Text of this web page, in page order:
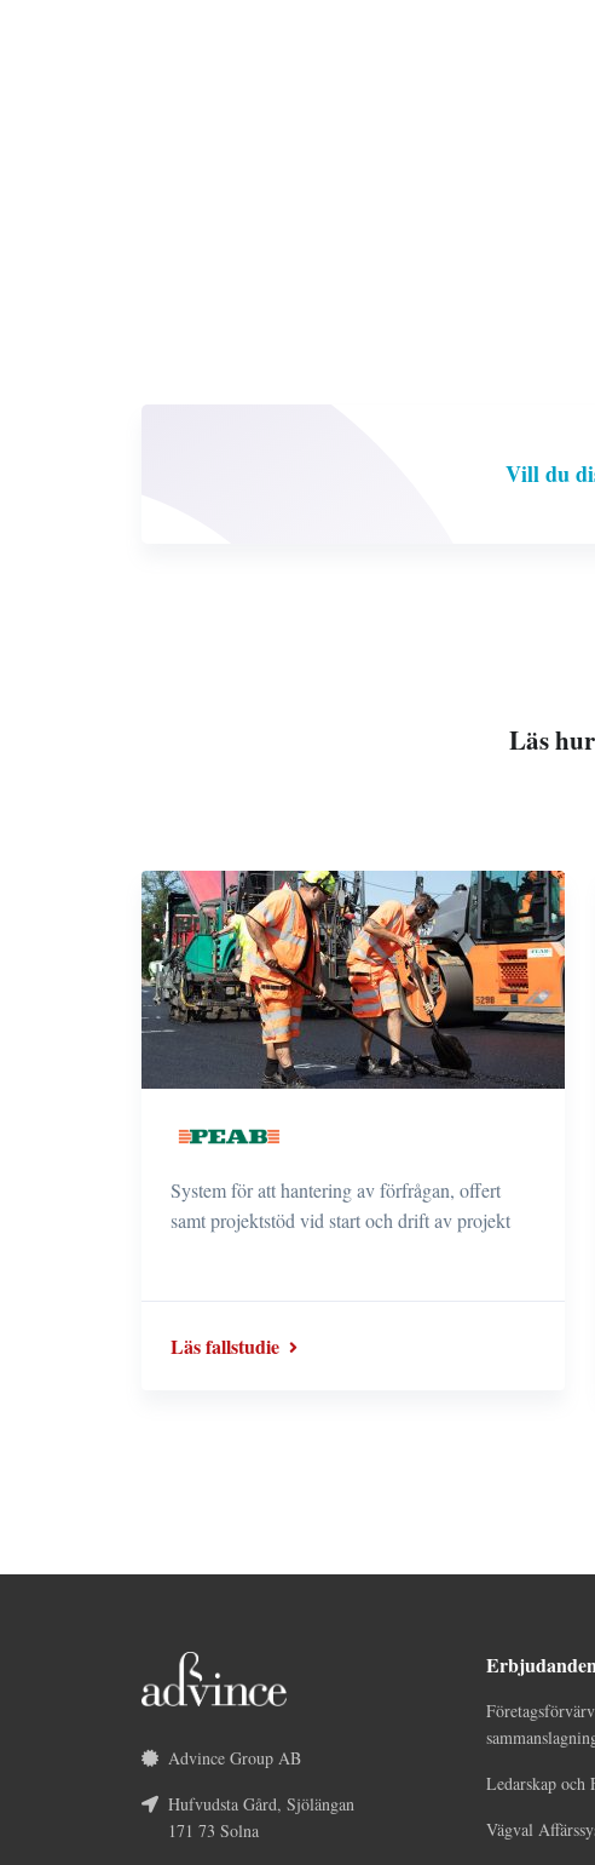
Vill du
Läs
System för att hantering av förfrågan, offert
samt projektstöd vid start och drift av projekt
Läs fallstudie
Advince Group AB
Hufvudsta Gård, Sjölängan
171 73 Solna
Ledarskap och
Vägval